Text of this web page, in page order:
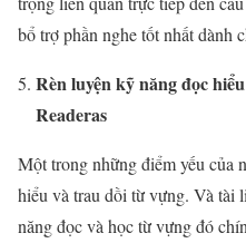
bổ trợ phần nghe tốt nhất dành
Rèn luyện kỹ năng đọc
Readeras
Một trong những điểm yếu của
hiểu và trau dồi từ vựng. Và tài
năng đọc và học từ vựng đó